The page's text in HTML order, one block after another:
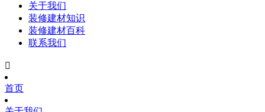
关于我们
装修建材知识
装修建材百科
联系我们

首页